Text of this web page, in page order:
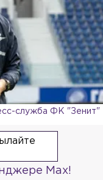
служба ФК "Зенит"
Max!